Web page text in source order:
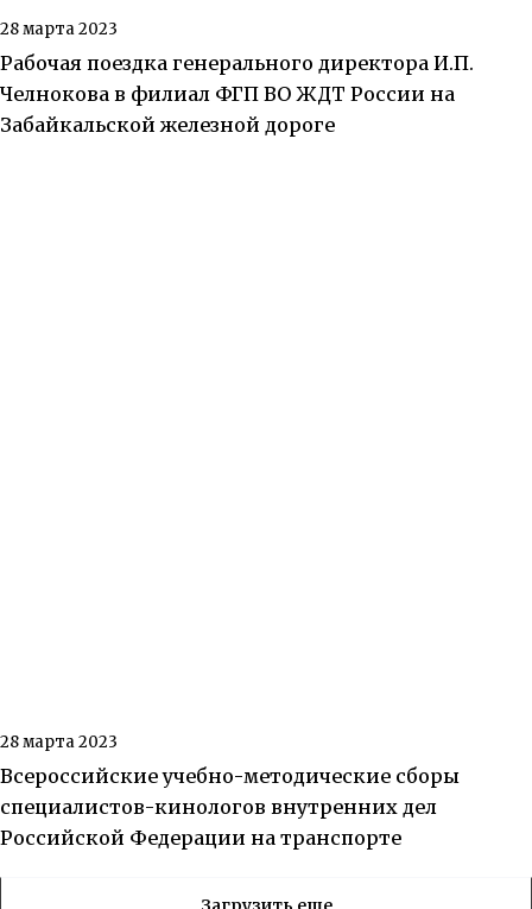
28 марта 2023
Рабочая поездка генерального директора И.П.
Челнокова в филиал ФГП ВО ЖДТ России на
Забайкальской железной дороге
28 марта 2023
Всероссийские учебно-методические сборы
специалистов-кинологов внутренних дел
Российской Федерации на транспорте